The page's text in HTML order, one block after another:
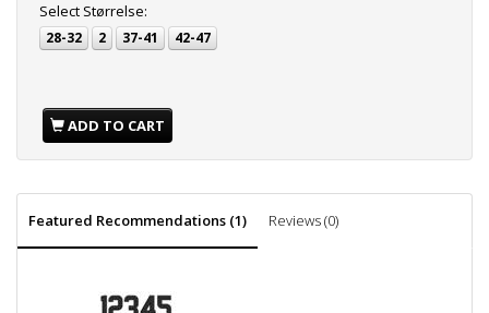
Select Størrelse:
28-32 2 37-41 42-47
ADD TO CART
Featured Recommendations (1) Reviews (0)